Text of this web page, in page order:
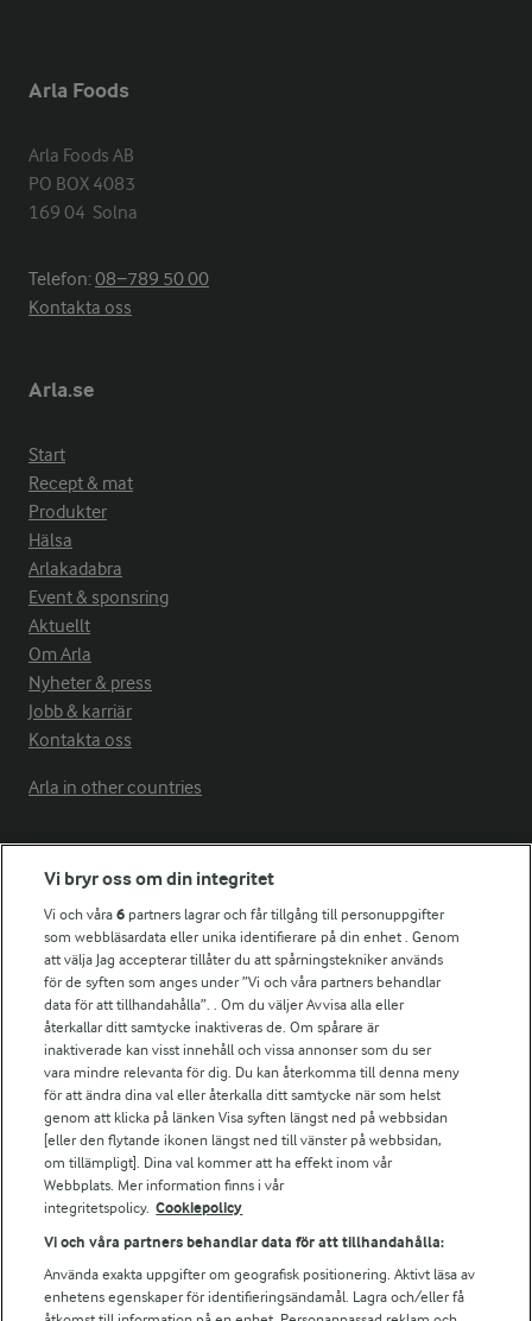
Arla Foods
Arla Foods AB
PO BOX 4083
169 04  Solna
Telefon:08−789 50 00
Kontakta oss
Arla.se
Start
Recept & mat
Produkter
Hälsa
Arlakadabra
Event & sponsring
Aktuellt
Om Arla
Nyheter & press
Jobb & karriär
Kontakta oss
Arla in other countries
Fler Arlasajter
För ägare
Arlas kundportal
Arla.com
Falbygdens Ost
Arla webbshop
Bildbank
Följ oss
Vi bryr oss om din integritet
Vi och våra6 partners lagrar och får tillgång till personuppgifter
som webbläsardata eller unika identifierare på din enhet . Genom
att välja Jag accepterar tillåter du att spårningstekniker används
för de syften som anges under ”Vi och våra partners behandlar
data för att tillhandahålla”. . Om du väljer Avvisa alla eller
återkallar ditt samtycke inaktiveras de. Om spårare är
inaktiverade kan visst innehåll och vissa annonser som du ser
vara mindre relevanta för dig. Du kan återkomma till denna meny
för att ändra dina val eller återkalla ditt samtycke när som helst
genom att klicka på länken Visa syften längst ned på webbsidan
[eller den flytande ikonen längst ned till vänster på webbsidan,
om tillämpligt]. Dina val kommer att ha effekt inom vår
Webbplats. Mer information finns i vår
integritetspolicy. Cookiepolicy
Vi och våra partners behandlar data för att tillhandahålla:
Använda exakta uppgifter om geografisk positionering. Aktivt läsa av
enhetens egenskaper för identifieringsändamål. Lagra och/eller få